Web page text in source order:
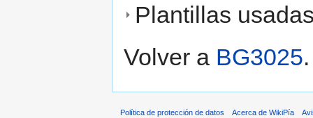
Plantillas
Volver a BG3025.
Política de protección de datos Acerca de WikiPía